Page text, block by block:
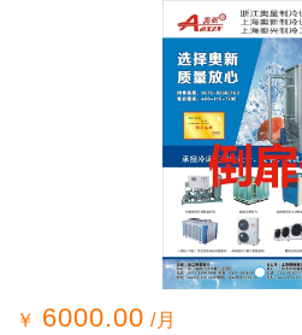
￥ 6000.00 /月